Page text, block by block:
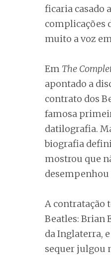
ficaria casado
complicações
muito a voz
Em The
apontado a
contrato dos
famosa
datilografia.
biografia
mostrou que
desempenhou
A contratação
Beatles: Brian
da Inglaterra,
sequer julgou